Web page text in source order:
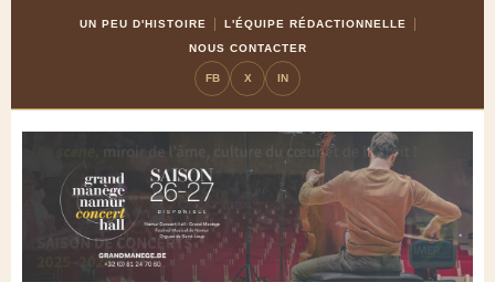
UN PEU D'HISTOIRE
L'ÉQUIPE RÉDACTIONNELLE
NOUS CONTACTER
FB X IN